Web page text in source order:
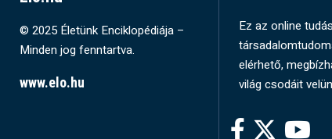
© 2025 Életünk Enciklopédiája –
Minden jog fenntartva.
www.elo.hu
Ez az online
elérhető,
világ csodáit